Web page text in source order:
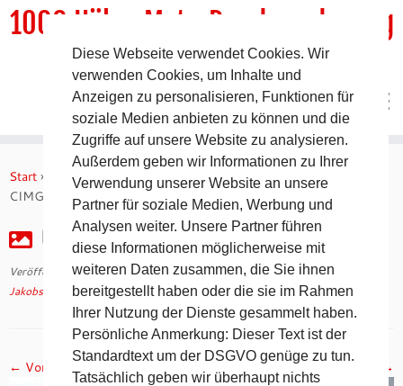
Inhalt
springen
1000 HöhenMeterRundwanderweg
DER Rundwanderweg um Pommelsbrunn
Start » Jakobsweg 2008 – 27. Tag auf dem Camino Francés
CIMG3130
CIMG3130
Veröffentlicht am30. April 2018mit den Abmessungen1024 × 768
Jakobsweg 2008 – 27. Tag auf dem Camino Francés.
← Vorheriges Nächstes →
Diese Webseite verwendet Cookies. Wir
verwenden Cookies, um Inhalte und
Anzeigen zu personalisieren, Funktionen für
soziale Medien anbieten zu können und die
Zugriffe auf unsere Website zu analysieren.
Außerdem geben wir Informationen zu Ihrer
Verwendung unserer Website an unsere
Partner für soziale Medien, Werbung und
Analysen weiter. Unsere Partner führen
diese Informationen möglicherweise mit
weiteren Daten zusammen, die Sie ihnen
bereitgestellt haben oder die sie im Rahmen
Ihrer Nutzung der Dienste gesammelt haben.
Persönliche Anmerkung: Dieser Text ist der
Standardtext um der DSGVO genüge zu tun.
Tatsächlich geben wir überhaupt nichts